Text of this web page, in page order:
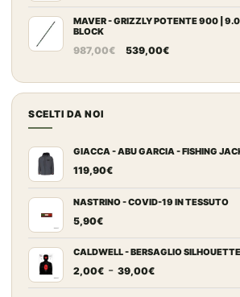
originale
89,00€.
attuale
84,00€.
MAVER - GRIZZLY POTENTE 900 |
BLOCK
987,00€
Il
originale
539,00€Il
attuale
SCELTI DA NOI
GIACCA - ABU GARCIA - FISHING
119,90€
NASTRINO - COVID-19 IN TESSUTO
5,90€
CALDWELL - BERSAGLIO
2,00€ - 39,00€Fascia